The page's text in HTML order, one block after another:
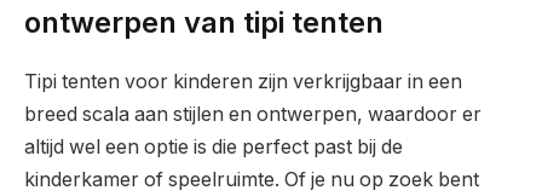
ontwerpen van tipi tenten
Tipi tenten voor kinderen zijn verkrijgbaar in een
breed scala aan stijlen en ontwerpen, waardoor er
altijd wel een optie is die perfect past bij de
kinderkamer of speelruimte. Of je nu op zoek bent